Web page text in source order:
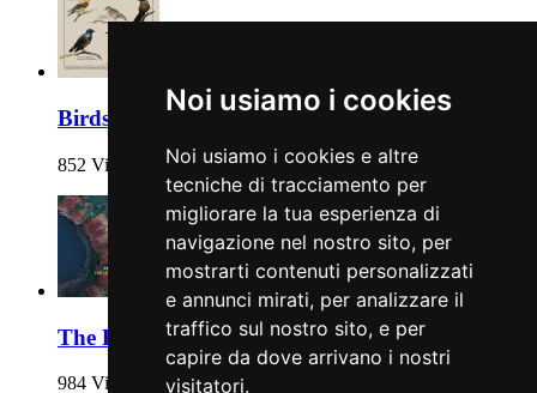
Noi usiamo i cookies
Noi usiamo i cookies e altre
tecniche di tracciamento per
migliorare la tua esperienza di
navigazione nel nostro sito, per
mostrarti contenuti personalizzati
e annunci mirati, per analizzare il
traffico sul nostro sito, e per
capire da dove arrivano i nostri
visitatori.
Birds
852 Views
The Legends of Otranto
984 Views